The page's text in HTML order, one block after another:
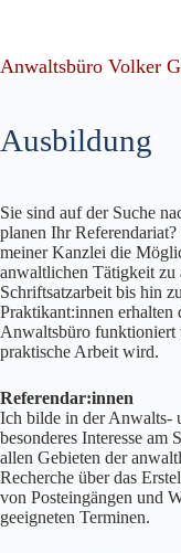
Anwaltsbüro Volker
Ausbildung
Sie sind auf der Suche
planen Ihr
meiner Kanzlei die
anwaltlichen Tätigkeit zu
Schriftsatzarbeit bis hin
Praktikant:innen erhalten
Anwaltsbüro funktioniert
praktische Arbeit wird.
Referendar:innen
Ich bilde in der Anwalts-
besonderes Interesse
allen Gebieten der
Recherche über das
von Posteingängen und
geeigneten Terminen.